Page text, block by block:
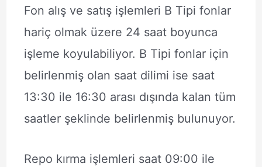
Fon alış ve satış işlemleri B Tipi fonlar
hariç olmak üzere 24 saat boyunca
işleme koyulabiliyor. B Tipi fonlar için
belirlenmiş olan saat dilimi ise saat
13:30 ile 16:30 arası dışında kalan tüm
saatler şeklinde belirlenmiş bulunuyor.
Repo kırma işlemleri saat 09:00 ile